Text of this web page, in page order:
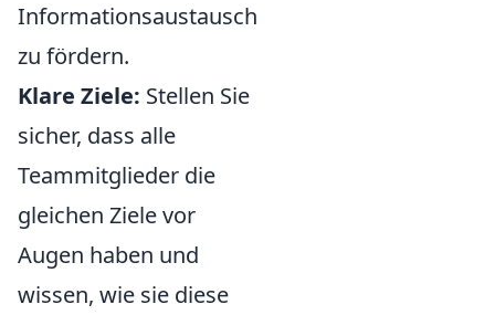
Informationsaustausch
zu fördern.
Klare Ziele: Stellen Sie
sicher, dass alle
Teammitglieder die
gleichen Ziele vor
Augen haben und
wissen, wie sie diese